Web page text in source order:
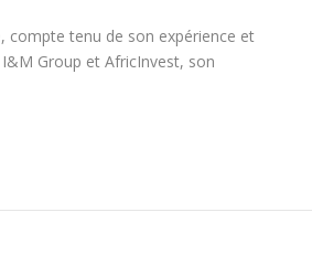
compte tenu de son expérience et
Group et AfricInvest, son